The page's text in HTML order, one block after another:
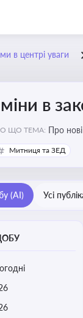
в центрі уваги
в
ЩО ТЕМА: Про нові закони в
Митниця та ЗЕД
(AI) Усі